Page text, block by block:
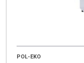
POL-EKO